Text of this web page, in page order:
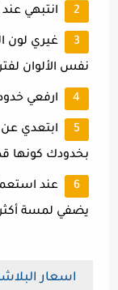
انتبهي
غيري لون
نفس الألوان
ارفعي
ابتعدي
بخدودك كونها
عند
يضفي لمسة
اسعار